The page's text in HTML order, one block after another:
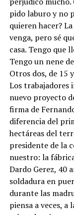
pido laburo y no
quieren hacer?
venga, pero sé
casa. Tengo que
Tengo un nene
Otros dos, de 15
Los trabajadores
nuevo proyecto
firma de
diferencia del
hectáreas del
presidente de la
nuestro: la
Dardo Gerez, 40
soldadura en
durante las
piensa a veces, a